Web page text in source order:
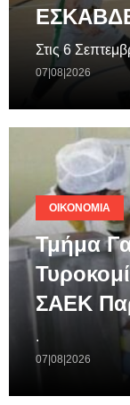
Στις 6
07|08|2026
ΟΙΚΟΝΟΜΊΑ
Τμήμα
ΣΑΕΚ
.
07|08|2026